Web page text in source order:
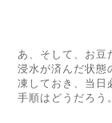
あ、そして、お豆
浸水が済んだ状態
凍しておき、 当日
手順はどうだろう。